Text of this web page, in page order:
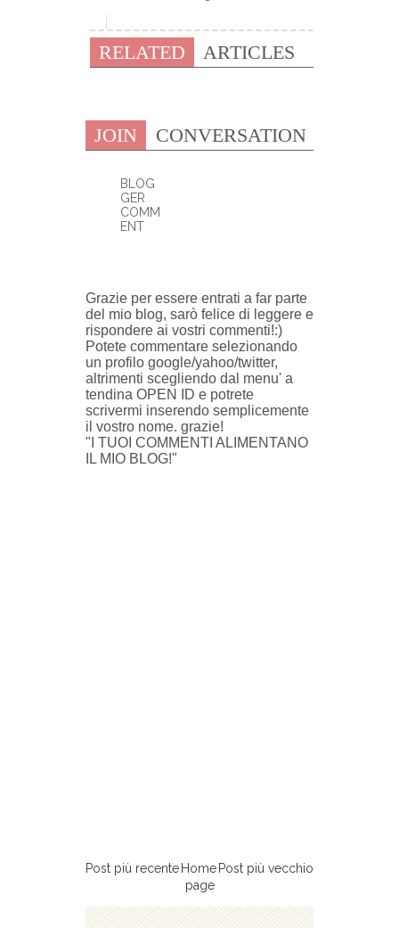
RELATED ARTICLES
JOIN CONVERSATION
BLOG
GER
COMM
ENT
Grazie per essere entrati a far parte
del mio blog, sarò felice di leggere e
rispondere ai vostri commenti!:)
Potete commentare selezionando
un profilo google/yahoo/twitter,
altrimenti scegliendo dal menu' a
tendina OPEN ID e potrete
scrivermi inserendo semplicemente
il vostro nome. grazie!
"I TUOI COMMENTI ALIMENTANO
IL MIO BLOG!"
Post più recente Post più vecchio
Home
page